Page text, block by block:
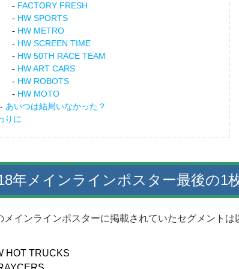
FACTORY FRESH
HW SPORTS
HW METRO
HW SCREEN TIME
HW 50TH RACE TEAM
HW ART CARS
HW ROBOTS
HW MOTO
あいつは結局いなかった？
りに
年メインラインポスター最後の1
メインラインポスターに掲載されていたセグメントは
HOT TRUCKS